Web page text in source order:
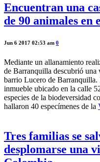
Encuentran una
de 90 animales
Jun 6 2017 02:53 am 0
Mediante un allanamiento
de Barranquilla descubrió
barrio Lucero de Barranquilla.
inmueble ubicado en la calle
especies de la biodeversidad
hallaron 40 especímenes de la
Tres familias se
desplomarse una